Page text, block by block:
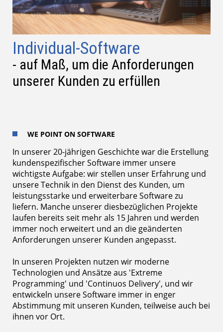
Individual-Software
- auf Maß, um die Anforderungen
unserer Kunden zu erfüllen
WE POINT ON SOFTWARE
In unserer 20-jährigen Geschichte war die Erstellung
kundenspezifischer Software immer unsere
wichtigste Aufgabe: wir stellen unser Erfahrung und
unsere Technik in den Dienst des Kunden, um
leistungsstarke und erweiterbare Software zu
liefern. Manche unserer diesbezüglichen Projekte
laufen bereits seit mehr als 15 Jahren und werden
immer noch erweitert und an die geänderten
Anforderungen unserer Kunden angepasst.
In unseren Projekten nutzen wir moderne
Technologien und Ansätze aus 'Extreme
Programming' und 'Continuos Delivery', und wir
entwickeln unsere Software immer in enger
Abstimmung mit unseren Kunden, teilweise auch bei
ihnen vor Ort.